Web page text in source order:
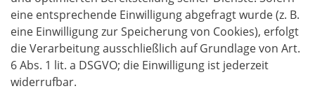
eine ent­spre­chen­de Ein­wil­li­gung abge­fragt wur­de (z. B.
eine Ein­wil­li­gung zur Spei­che­rung von Coo­kies), erfolgt
die Ver­ar­bei­tung aus­schließ­lich auf Grund­la­ge von Art.
6 Abs. 1 lit. a DSGVO; die Ein­wil­li­gung ist jeder­zeit
widerrufbar.